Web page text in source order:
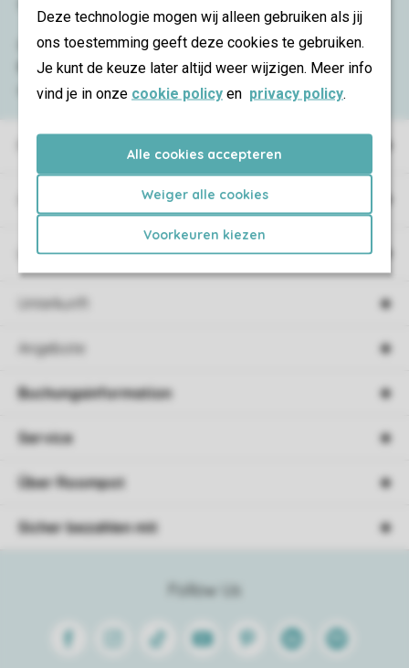
Deze technologie mogen wij alleen gebruiken als jij
ons toestemming geeft deze cookies te gebruiken.
Je kunt de keuze later altijd weer wijzigen. Meer info
vind je in onze cookie policy en privacy policy.
Alle cookies accepteren
Weiger alle cookies
Voorkeuren kiezen
Urlaubsart
Unterkunft
Angebote
Schauen Sie sich diehäufig gestellten
Fragenan oder kontaktieren Sie
unserContact Center.
Follow Us
FacebookInstagram
Tiktok Youtube PinterestLinkedinSpotify
Buchungsinformation
Service
Über Roompot
Sicher bezahlen mit